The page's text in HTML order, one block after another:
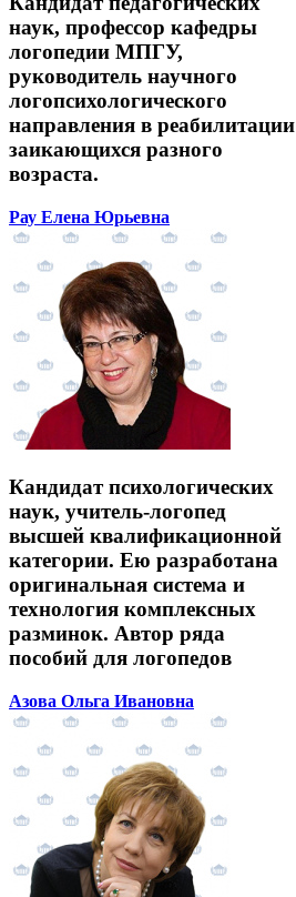
наук, профессор кафедры
логопедии МПГУ,
руководитель научного
логопсихологического
направления в реабилитации
заикающихся разного
возраста.
Рау Елена Юрьевна
Кандидат психологических
наук, учитель-логопед
высшей квалификационной
категории. Ею разработана
оригинальная система и
технология комплексных
разминок. Автор ряда
пособий для логопедов
Азова Ольга Ивановна